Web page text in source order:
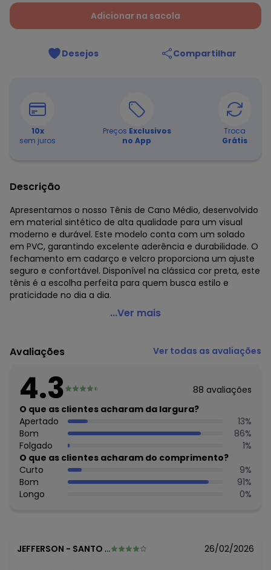
Adicionar na sacola
Desejos Compartilhar
10x
sem juros
Preços Exclusivos
no App
Troca
Grátis
Descrição
Apresentamos o nosso Tênis de Cano Médio, desenvolvido
em material sintético de alta qualidade para um visual
moderno e durável. Este modelo conta com um solado
em PVC, garantindo excelente aderência e durabilidade. O
fechamento em cadarço e velcro proporciona um ajuste
seguro e confortável. Disponível na clássica cor preta, este
tênis é a escolha perfeita para quem busca estilo e
praticidade no dia a dia.
Perfecta - Tênis Cano Alto Masculino Preto
Histórico de preços
O preço apresentado abaixo é o menor oferecido em
algum dia do mês, para o menor tamanho disponível.
agosto/2026
julho/2026
junho/2026 N/D*
maio/2026 N/D*
abril/2026 N/D*
março/2026 R$ 99,99
fevereiro/2026 R$ 89,99
...Ver mais
Avaliações Ver todas as avaliações
4.3 88 avaliações
O que as clientes acharam da largura?
Apertado
13%
Bom
86%
Folgado
1%
O que as clientes acharam do comprimento?
Curto
9%
Bom
91%
Longo
0%
JEFFERSON - SANTO ANDRE - SP 26/02/2026